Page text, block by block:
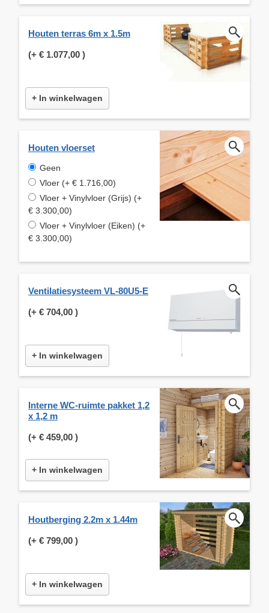
Houten terras 6m x 1.5m
(+ € 1.077,00 )
+ In winkelwagen
Houten vloerset
Geen
Vloer (+ € 1.716,00)
Vloer + Vinylvloer (Grijs) (+
€ 3.300,00)
Vloer + Vinylvloer (Eiken) (+
€ 3.300,00)
Ventilatiesysteem VL-80U5-E
(+ € 704,00 )
+ In winkelwagen
Interne WC-ruimte pakket 1,2
x 1,2 m
(+ € 459,00 )
+ In winkelwagen
Houtberging 2.2m x 1.44m
(+ € 799,00 )
+ In winkelwagen